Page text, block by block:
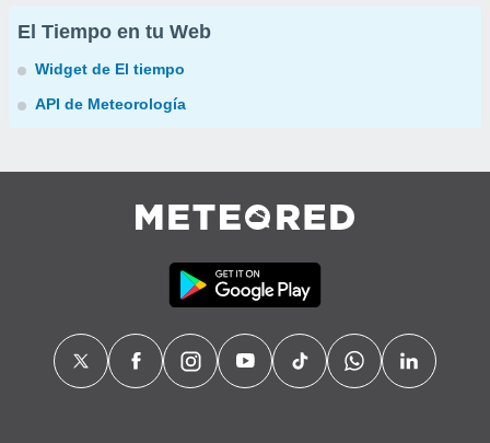
El Tiempo en tu Web
Widget de El tiempo
API de Meteorología